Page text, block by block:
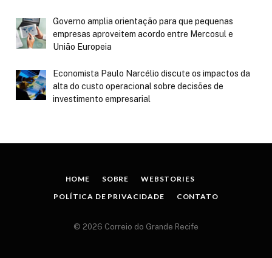
Governo amplia orientação para que pequenas
empresas aproveitem acordo entre Mercosul e
União Europeia
Economista Paulo Narcélio discute os impactos da
alta do custo operacional sobre decisões de
investimento empresarial
HOME SOBRE
WEBSTORIES
POLÍTICA DE PRIVACIDADE
CONTATO
© 2026 Correio do Grande Recife